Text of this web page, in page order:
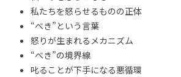
私たちを怒らせるものの正体
“べき”という言葉
怒りが生まれるメカニズム
“べき”の境界線
叱ることが下手になる悪循環